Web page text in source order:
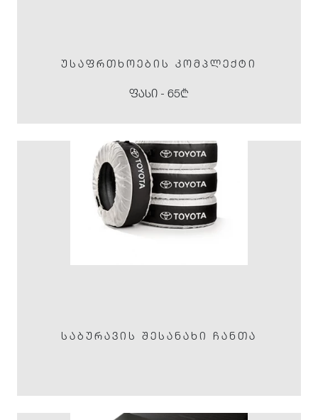
ᲣᲡᲐᲤᲠᲗᲮᲝᲔᲑᲘᲡ ᲙᲝᲛᲞᲚᲔᲥᲢᲘ
ფასი - 65₾
ᲡᲐᲑᲣᲠᲐᲕᲘᲡ ᲨᲔᲡᲐᲜᲐᲮᲘ ᲩᲐᲜᲗᲐ